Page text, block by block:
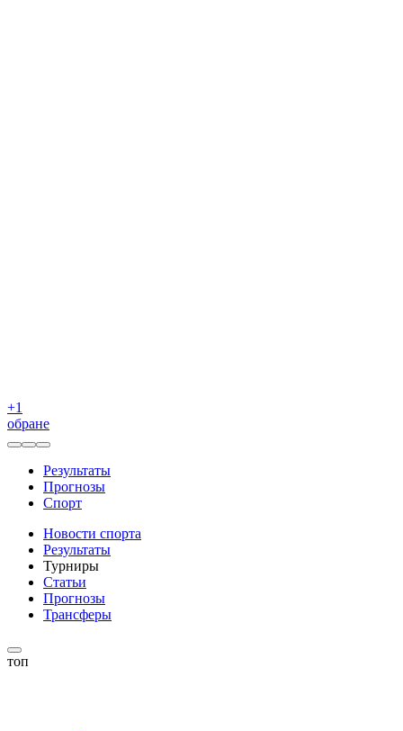
+1
обране
Результаты
Прогнозы
Спорт
Новости спорта
Результаты
Турниры
Статьи
Прогнозы
Трансферы
топ